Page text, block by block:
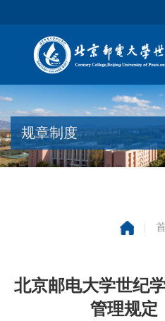
规章制度
|
北京邮电大学世纪
管理规定